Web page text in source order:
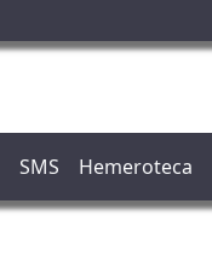
SMS Hemeroteca